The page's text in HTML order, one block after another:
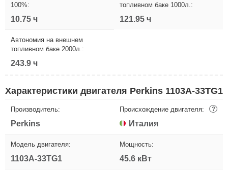
100%:
10.75 ч
топливном баке 1000л.:
121.95 ч
Автономия на внешнем
топливном баке 2000л.:
243.9 ч
Характеристики двигателя Perkins 1103A-33TG1
Производитель:
Perkins
Происхождение двигателя: ?
Италия
Модель двигателя:
1103A-33TG1
Мощность:
45.6 кВт